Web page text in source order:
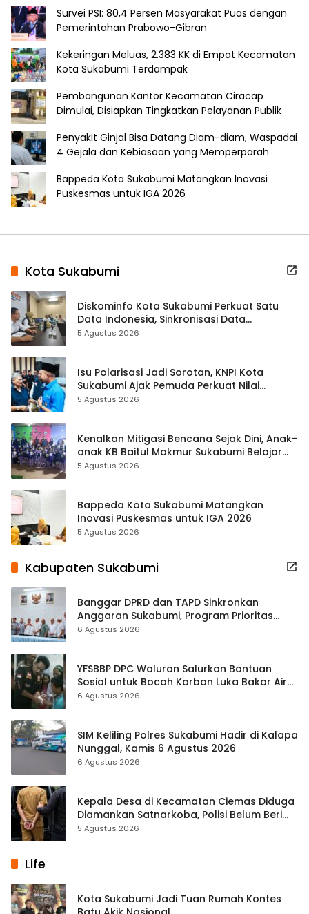
Survei PSI: 80,4 Persen Masyarakat Puas dengan
Pemerintahan Prabowo-Gibran
Kekeringan Meluas, 2.383 KK di Empat Kecamatan
Kota Sukabumi Terdampak
Pembangunan Kantor Kecamatan Ciracap
Dimulai, Disiapkan Tingkatkan Pelayanan Publik
Penyakit Ginjal Bisa Datang Diam-diam, Waspadai
4 Gejala dan Kebiasaan yang Memperparah
Bappeda Kota Sukabumi Matangkan Inovasi
Puskesmas untuk IGA 2026
Kota Sukabumi
Diskominfo Kota Sukabumi Perkuat Satu
Data Indonesia, Sinkronisasi Data
Kewilayahan Dikebut
5 Agustus 2026
Isu Polarisasi Jadi Sorotan, KNPI Kota
Sukabumi Ajak Pemuda Perkuat Nilai
Kebangsaan
5 Agustus 2026
Kenalkan Mitigasi Bencana Sejak Dini, Anak-
anak KB Baitul Makmur Sukabumi Belajar
Lewat Boneka Tangan
5 Agustus 2026
Bappeda Kota Sukabumi Matangkan
Inovasi Puskesmas untuk IGA 2026
5 Agustus 2026
Kabupaten Sukabumi
Banggar DPRD dan TAPD Sinkronkan
Anggaran Sukabumi, Program Prioritas
hingga Pendapatan Dibahas
6 Agustus 2026
YFSBBP DPC Waluran Salurkan Bantuan
Sosial untuk Bocah Korban Luka Bakar Air
Panas
6 Agustus 2026
SIM Keliling Polres Sukabumi Hadir di Kalapa
Nunggal, Kamis 6 Agustus 2026
6 Agustus 2026
Kepala Desa di Kecamatan Ciemas Diduga
Diamankan Satnarkoba, Polisi Belum Beri
Penjelasan Resmi
5 Agustus 2026
Life
Kota Sukabumi Jadi Tuan Rumah Kontes